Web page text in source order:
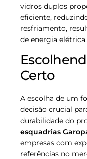
vidros duplos
eficiente,
resfriamento,
de energia elétrica.
Certo
A escolha de um
decisão crucial
durabilidade do
esquadrias
empresas com
referências no